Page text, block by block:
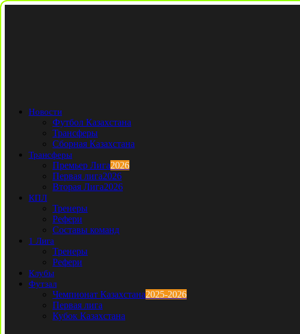
Новости
Футбол Казахстана
Трансферы
Сборная Казахстана
Трансферы
Премьер Лига2026
Первая лига2026
Вторая Лига2026
КПЛ
Тренеры
Рефери
Составы команд
1 Лига
Тренеры
Рефери
Клубы
Футзал
Чемпионат Казахстана2025-2026
Первая лига
Кубок Казахстана